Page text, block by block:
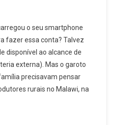
o seu smartphone
fazer essa conta? Talvez
disponível ao alcance de
externa). Mas o garoto
precisavam pensar
rurais no Malawi, na